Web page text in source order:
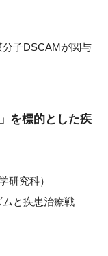
分子DSCAMが関与
を標的とした疾
究科）
ムと疾患治療戦